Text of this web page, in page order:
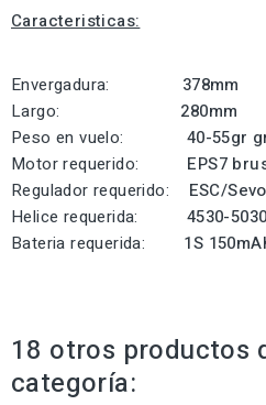
Caracteristicas:
Envergadura: 378mm
Largo:
280mm
Peso en vuelo:
40-55gr
Motor requerido: EPS7
Regulador requerido: ESC/
Helice requerida: 4530-5030
Bateria requerida: 1S
18 otros productos
categoría: